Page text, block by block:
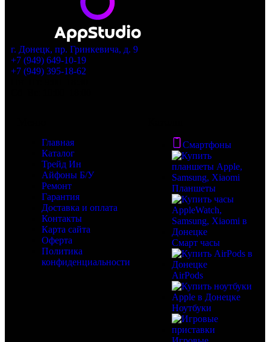
г. Донецк, пр. Гринкевича, д. 9
+7 (949) 649-10-19
+7 (949) 395-18-62
Главная
Каталог
Трейд Ин
Айфоны Б/У
Ремонт
Гарантия
Доставка и оплата
Контакты
Карта сайта
Оферта
Политика
конфиденциальности
Смартфоны
Планшеты
Смарт часы
AirPods
Ноутбуки